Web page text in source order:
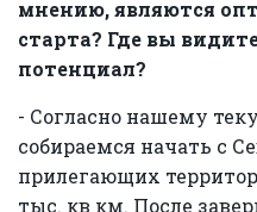
мнению, являются
старта? Где вы
потенциал?
- Согласно нашему
собираемся начать с
прилегающих
тыс. кв км. После